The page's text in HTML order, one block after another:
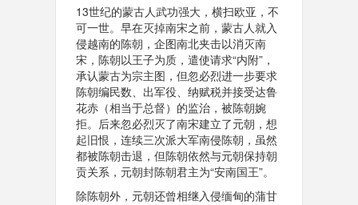
13世纪的蒙古人武功强大，横扫欧亚，不
可一世。早在灭掉南宋之前，蒙古人就入
侵越南的陈朝，企图南北夹击以消灭南
宋，陈朝以王子为质，遣使请求“内附”，
承认蒙古为宗主图，但忽必烈进一步要求
陈朝编民数、出军役、纳赋税并接受达鲁
花赤（相当于总督）的监治，被陈朝婉
拒。后来忽必烈灭了南宋建立了元朝，想
起旧恨，连续三次派大军南侵陈朝，虽然
都被陈朝击退，但陈朝依然与元朝保持朝
贡关系，元朝封陈朝君主为“安南国王”。
除陈朝外，元朝还曾相继入侵缅甸的蒲甘